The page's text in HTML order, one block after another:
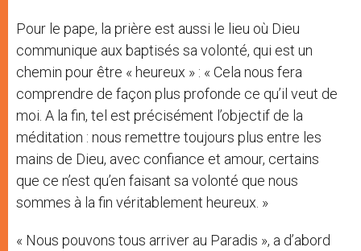
Pour le pape, la prière est aussi le lieu où Dieu
communique aux baptisés sa volonté, qui est un
chemin pour être « heureux » : « Cela nous fera
comprendre de façon plus profonde ce qu’il veut de
moi. A la fin, tel est précisément l’objectif de la
méditation : nous remettre toujours plus entre les
mains de Dieu, avec confiance et amour, certains
que ce n’est qu’en faisant sa volonté que nous
sommes à la fin véritablement heureux. »
« Nous pouvons tous arriver au Paradis », a d’abord